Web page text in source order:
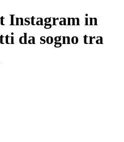
Instagram in
da sogno tra